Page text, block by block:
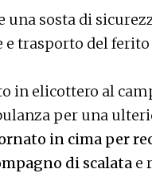
sosta di
trasporto del ferito
in elicottero al
per una
in cima per
di scalata e